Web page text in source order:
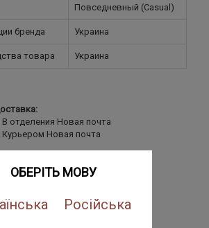
ОБЕРІТЬ МОВУ
Російська
Повседневный (Casual)
бренда Украина
товара Украина
В отделения Новая почта
Курьером Новая почта
Банковской картой
LiqPay
ПОХОЖИЕ ТОВАРЫ